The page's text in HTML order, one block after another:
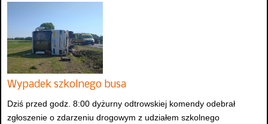
Wypadek szkolnego busa
Dziś przed godz. 8:00 dyżurny odtrowskiej komendy odebrał
zgłoszenie o zdarzeniu drogowym z udziałem szkolnego